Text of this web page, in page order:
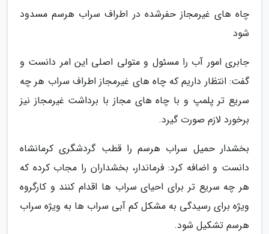
چاه های غیرمجاز حفرشده در اطراف سراب هرسم مسدود
شود
جابری امور آب را مسئول و متولی اصلی این امر دانست و
گفت: انتظار داریم که چاه های غیرمجاز اطراف سراب هر چه
سریع تر پلمپ و با چاه های مجاز با برداشت غیرمجاز نیز
برخورد لازم صورت گیرد.
بخشدار حمیل سراب هرسم را قطب گردشگری کرمانشاه
دانست و اضافه کرد: فرماندار، بخشداران را مجاب کرده که
هر چه سریع تر برای احیای سراب ها اقدام کنند و کارگروه
ویژه برای رسیدگی به مشکل کم آبی سراب ها به ویژه سراب
هرسم تشکیل شود.